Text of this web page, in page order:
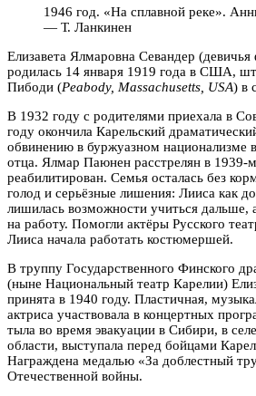
1946 год. «На сплавной реке».
— Т. Ланкинен
Елизавета Ялмаровна Севандер
родилась 14 января 1919 года в США,
Пибоди (Peabody, Massachusetts, USA) в
В 1932 году с родителями приехала в
году окончила Карельский
обвинению в буржуазном национализме
отца. Ялмар Паюнен расстрелян в 1939-
реабилитирован. Семья осталась без
голод и серьёзные лишения: Лииса как
лишилась возможности учиться дальше,
на работу. Помогли актёры Русского
Лииса начала работать костюмершей.
В труппу Государственного Финского
(ныне Национальный театр Карелии)
принята в 1940 году. Пластичная,
актриса участвовала в концертных
тыла во время эвакуации в Сибири, в
области, выступала перед бойцами
Награждена медалью «За доблестный
Отечественной войны.